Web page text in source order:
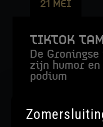
21 MEI
TIKTOK
De
zijn humor
podium